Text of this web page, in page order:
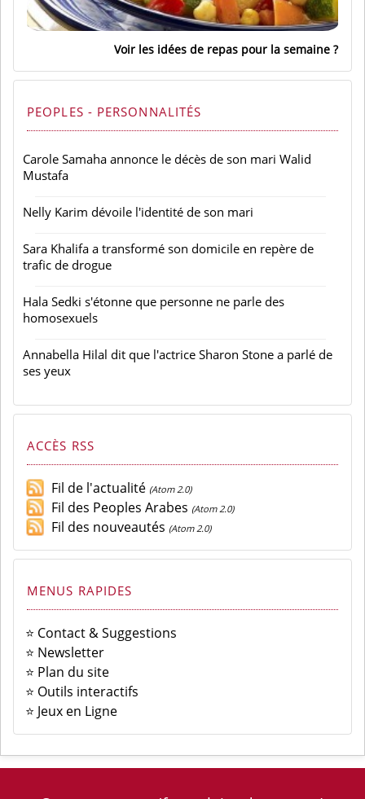
Voir les idées de repas pour la semaine
PEOPLES - PERSONNALITÉS
Carole Samaha annonce le décès de son mari Walid
Mustafa
Nelly Karim dévoile l'identité de son mari
Sara Khalifa a transformé son domicile en repère de
trafic de drogue
Hala Sedki s'étonne que personne ne parle des
homosexuels
Annabella Hilal dit que l'actrice Sharon Stone a parlé de
ses yeux
ACCÈS RSS
Fil de l'actualité (Atom 2.0)
Fil des Peoples Arabes (Atom 2.0)
Fil des nouveautés (Atom 2.0)
MENUS RAPIDES
⭐ Contact & Suggestions
⭐ Newsletter
⭐ Plan du site
⭐ Outils interactifs
⭐ Jeux en Ligne